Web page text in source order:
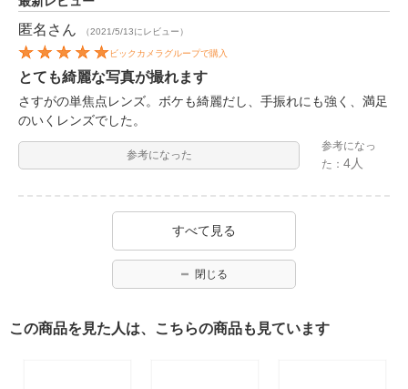
匿名 さん （2021/5/13にレビュー）
ビックカメラグループで購入
とても綺麗な写真が撮れます
さすがの単焦点レンズ。ボケも綺麗だし、手振れにも強く、満足
のいくレンズでした。
参考になった
参考になっ
た：4人
すべて見る
閉じる
この商品を見た人は、こちらの商品も見ています